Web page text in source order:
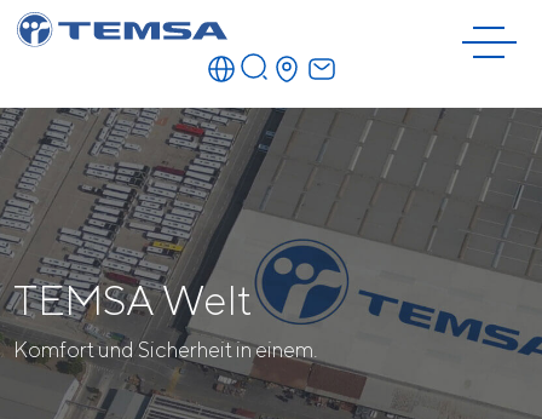
TEMSA Welt
Komfort und Sicherheit in einem.